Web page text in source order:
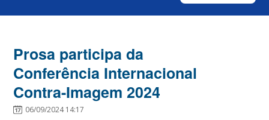
Prosa participa da
Conferência Internacional
Contra-Imagem 2024
06/09/2024 14:17